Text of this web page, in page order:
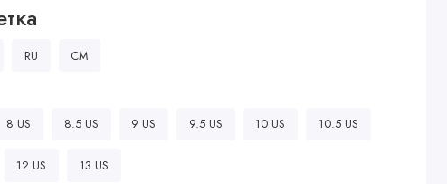
RU CM
8 US 8.5 US 9 US 9.5 US 10 US 10.5 US
12 US 13 US